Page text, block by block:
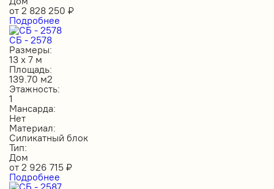
от 2 828 250 ₽
Подробнее
СБ - 2578
Размеры:
13 х 7 м
Площадь:
139.70 м2
Этажность:
1
Мансарда:
Нет
Материал:
Силикатный блок
Тип:
Дом
от 2 926 715 ₽
Подробнее